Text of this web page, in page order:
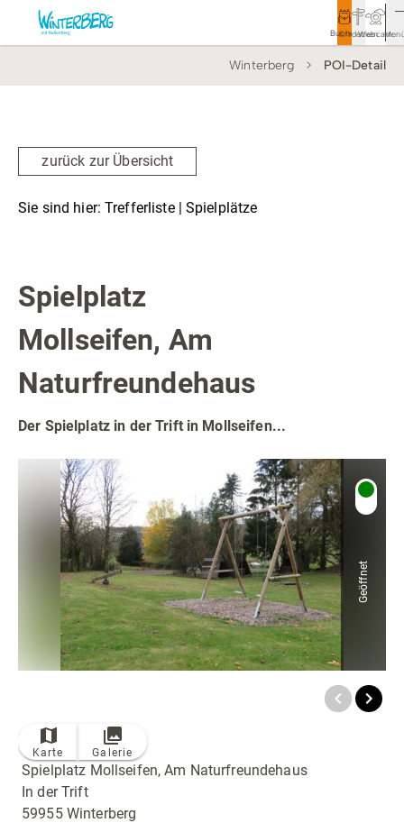
Buchen
Entdecken
Webcam
Rathaus
Vor Ort & Aktuelles
Veranstaltungen
Wandern
Tourist-Information
Winterberg POI-Detail
zurück zur Übersicht
Sie sind hier: Trefferliste | Spielplätze
Spielplatz
Mollseifen, Am
Naturfreundehaus
Der Spielplatz in der Trift in Mollseifen...
Geöffnet
Karte Galerie
Spielplatz Mollseifen, Am Naturfreundehaus
In der Trift
59955 Winterberg